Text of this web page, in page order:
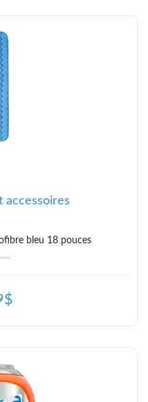
accessoires
bleu 18 pouces